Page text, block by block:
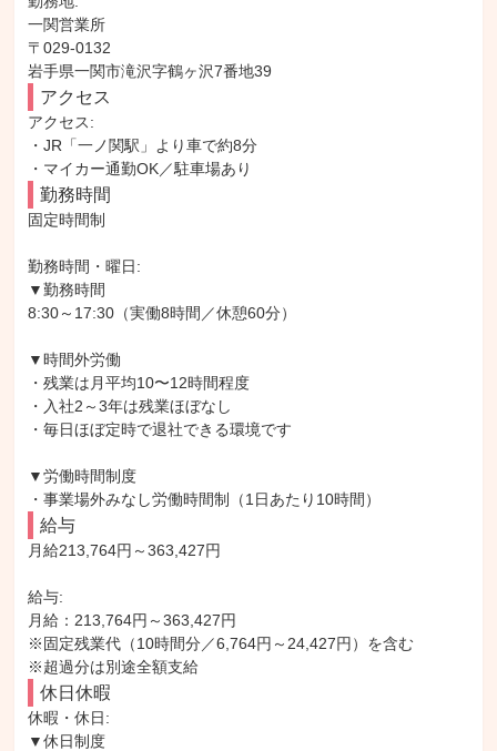
一関営業所
〒029-0132
岩手県一関市滝沢字鶴ヶ沢7番地39
アクセス
アクセス:
・JR「一ノ関駅」より車で約8分
・マイカー通勤OK／駐車場あり
勤務時間
固定時間制
勤務時間・曜日:
▼勤務時間
8:30～17:30（実働8時間／休憩60分）
▼時間外労働
・残業は月平均10〜12時間程度
・入社2～3年は残業ほぼなし
・毎日ほぼ定時で退社できる環境です
▼労働時間制度
・事業場外みなし労働時間制（1日あたり10時間）
給与
月給213,764円～363,427円
給与:
月給：213,764円～363,427円
※固定残業代（10時間分／6,764円～24,427円）を含む
※超過分は別途全額支給
休日休暇
休暇・休日:
▼休日制度